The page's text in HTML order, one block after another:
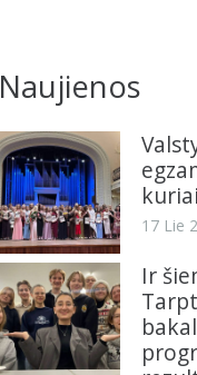
Naujienos
17 Lie
Ir